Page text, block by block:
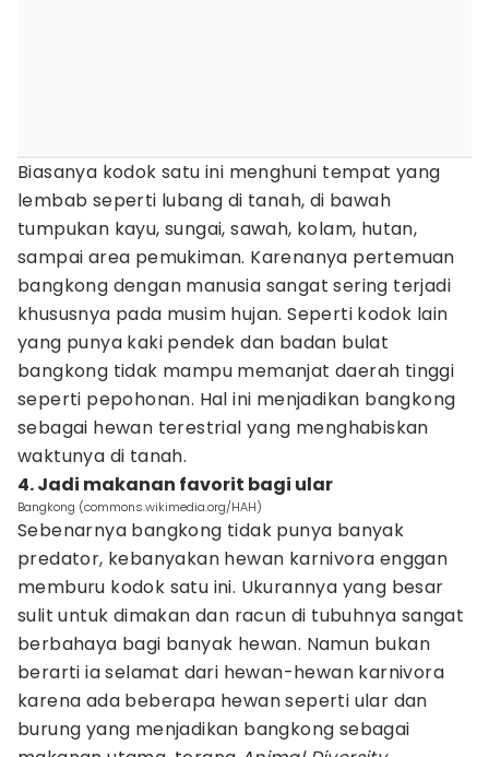
Biasanya kodok satu ini menghuni tempat yang
lembab seperti lubang di tanah, di bawah
tumpukan kayu, sungai, sawah, kolam, hutan,
sampai area pemukiman. Karenanya pertemuan
bangkong dengan manusia sangat sering terjadi
khususnya pada musim hujan. Seperti kodok lain
yang punya kaki pendek dan badan bulat
bangkong tidak mampu memanjat daerah tinggi
seperti pepohonan. Hal ini menjadikan bangkong
sebagai hewan terestrial yang menghabiskan
waktunya di tanah.
4. Jadi makanan favorit bagi ular
Bangkong (commons.wikimedia.org/HAH)
Sebenarnya bangkong tidak punya banyak
predator, kebanyakan hewan karnivora enggan
memburu kodok satu ini. Ukurannya yang besar
sulit untuk dimakan dan racun di tubuhnya sangat
berbahaya bagi banyak hewan. Namun bukan
berarti ia selamat dari hewan-hewan karnivora
karena ada beberapa hewan seperti ular dan
burung yang menjadikan bangkong sebagai